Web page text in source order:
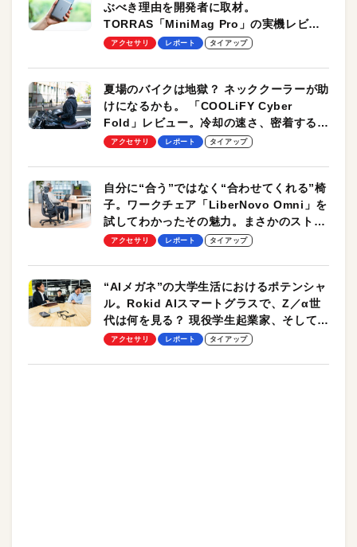
ぶべき理由を開発者に取材。
TORRAS「MiniMag Pro」の実機レビュ
ーも
アクセサリ レポート タイアップ
夏場のバイクは地獄？ ネッククーラーが助
けになるかも。 「COOLiFY Cyber
Fold」レビュー。冷却の速さ、密着する冷
却プレート、シンプルな操作性がグッド！
アクセサリ レポート タイアップ
自分に“合う”ではなく“合わせてくれる”椅
子。ワークチェア「LiberNovo Omni」を
試してわかったその魅力。まさかのストレ
ッチ機能も搭載
アクセサリ レポート タイアップ
“AIメガネ”の大学生活におけるポテンシャ
ル。Rokid AIスマートグラスで、Z／α世
代は何を見る？ 現役学生起業家、そして教
授による体験会レポート【PR】
アクセサリ レポート タイアップ